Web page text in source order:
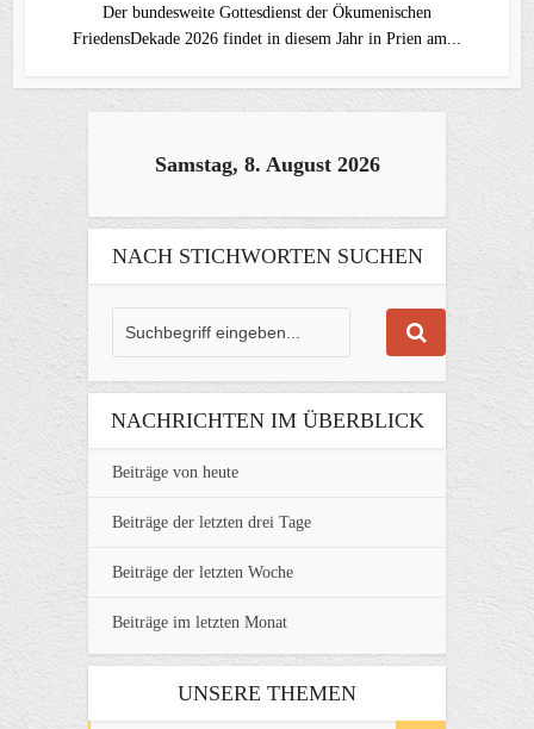
Der bundesweite Gottesdienst der Ökumenischen
FriedensDekade 2026 findet in diesem Jahr in Prien am...
Samstag, 8. August 2026
NACH STICHWORTEN SUCHEN
NACHRICHTEN IM ÜBERBLICK
Beiträge von heute
Beiträge der letzten drei Tage
Beiträge der letzten Woche
Beiträge im letzten Monat
UNSERE THEMEN